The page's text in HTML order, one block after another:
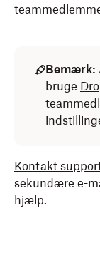
Bemærk:
bruge
Kontakt
sekundære e-
hjælp.